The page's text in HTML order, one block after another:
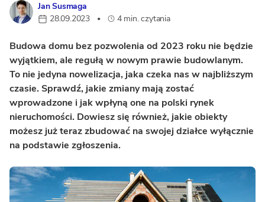
Jan Susmaga
28.09.2023
• 4 min. czytania
Budowa domu bez pozwolenia od 2023 roku nie będzie
wyjątkiem, ale regułą w nowym prawie budowlanym.
To nie jedyna nowelizacja, jaka czeka nas w najbliższym
czasie. Sprawdź, jakie zmiany mają zostać
wprowadzone i jak wpłyną one na polski rynek
nieruchomości. Dowiesz się również, jakie obiekty
możesz już teraz zbudować na swojej działce wyłącznie
na podstawie zgłoszenia.